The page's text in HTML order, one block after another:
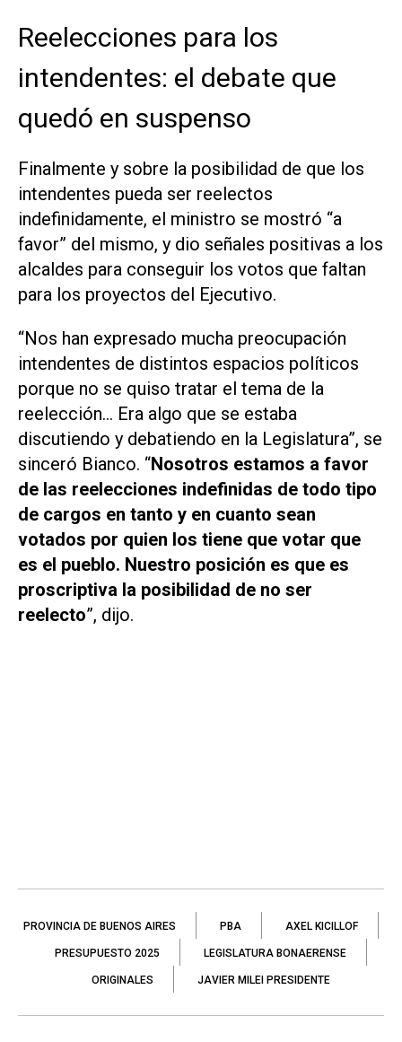
Reelecciones para los
intendentes: el debate que
quedó en suspenso
Finalmente y sobre la posibilidad de que los
intendentes pueda ser reelectos
indefinidamente, el ministro se mostró “a
favor” del mismo, y dio señales positivas a los
alcaldes para conseguir los votos que faltan
para los proyectos del Ejecutivo.
“Nos han expresado mucha preocupación
intendentes de distintos espacios políticos
porque no se quiso tratar el tema de la
reelección… Era algo que se estaba
discutiendo y debatiendo en la Legislatura”, se
sinceró Bianco. “Nosotros estamos a favor
de las reelecciones indefinidas de todo tipo
de cargos en tanto y en cuanto sean
votados por quien los tiene que votar que
es el pueblo. Nuestro posición es que es
proscriptiva la posibilidad de no ser
reelecto”, dijo.
PROVINCIA DE BUENOS AIRES PBA AXEL KICILLOF
PRESUPUESTO 2025 LEGISLATURA BONAERENSE
ORIGINALES JAVIER MILEI PRESIDENTE